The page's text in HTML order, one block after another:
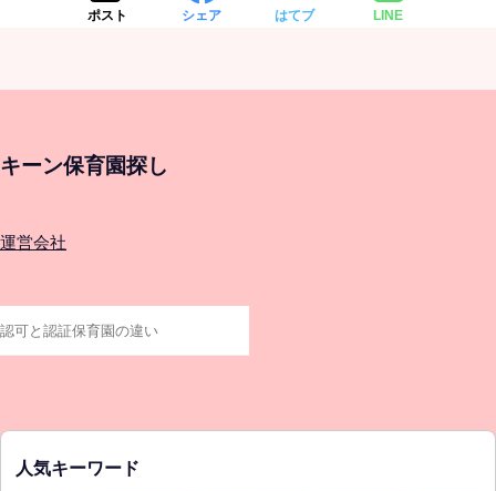
ポスト シェア はてブ LINE
キーン保育園探し
運営会社
人気キーワード